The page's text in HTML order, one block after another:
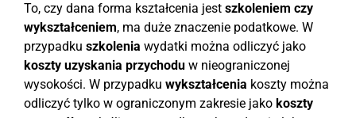
To, czy dana forma kształcenia jest szkoleniem czy
wykształceniem, ma duże znaczenie podatkowe. W
przypadku szkolenia wydatki można odliczyć jako
koszty uzyskania przychodu w nieograniczonej
wysokości. W przypadku wykształcenia koszty można
odliczyć tylko w ograniczonym zakresie jako koszty